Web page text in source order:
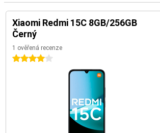
Xiaomi Redmi 15C 8GB/256GB
Černý
1 ověřená recenze
4 hvězdičky